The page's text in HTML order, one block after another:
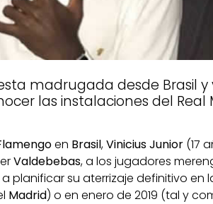
madrugada desde Brasil y
las instalaciones del Real
en Brasil,Vinicius Junior (17
Valdebebas, a los jugadores
planificar su aterrizaje definitivo en
Madrid) o en enero de 2019 (tal y